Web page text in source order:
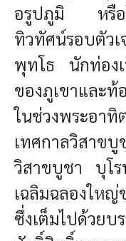
อรูปภูมิ หรือโ
ทิวทัศน์รอบตัวเ
พุทโธ นักท่องเ
ของภูเขาและ
ในช่วงพระอา
เทศกาลวิ
วิสาขบูชา บุโร
เฉลิมฉลองให
ซึ่งเต็มไปด้วยบ